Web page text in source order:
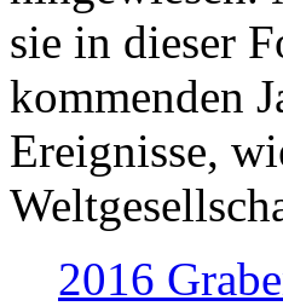
sie in dieser
kommenden
Ereignisse,
2016